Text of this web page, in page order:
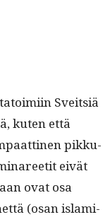
Sveit­siä
kuten että
pikku­
eivät
ovat osa
(osan islami­